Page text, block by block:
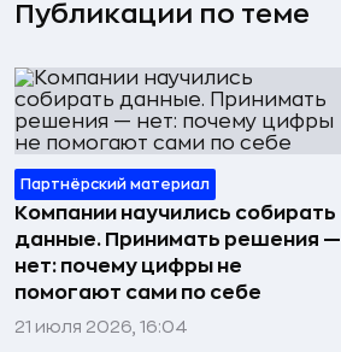
Публикации по теме
Партнёрский материал
Компании научились собирать
данные. Принимать решения —
нет: почему цифры не
помогают сами по себе
21 июля 2026, 16:04